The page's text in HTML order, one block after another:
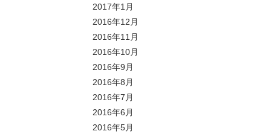
2017年1月
2016年12月
2016年11月
2016年10月
2016年9月
2016年8月
2016年7月
2016年6月
2016年5月